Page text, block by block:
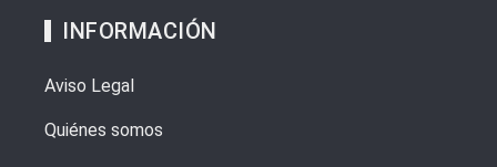
INFORMACIÓN
Aviso Legal
Quiénes somos